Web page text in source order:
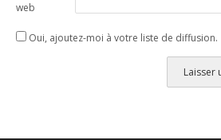
web
Oui, ajoutez-moi à votre liste de diffusion.